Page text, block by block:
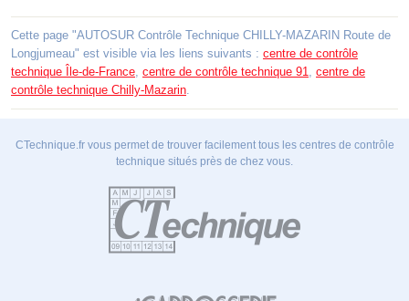
Cette page "AUTOSUR Contrôle Technique CHILLY-MAZARIN Route de
Longjumeau" est visible via les liens suivants : centre de contrôle
technique Île-de-France, centre de contrôle technique 91, centre de
contrôle technique Chilly-Mazarin.
CTechnique.fr vous permet de trouver facilement tous les centres de contrôle
technique situés près de chez vous.